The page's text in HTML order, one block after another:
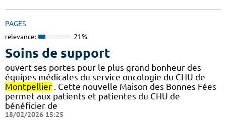
PAGES
relevance: 21%
Soins de support
ouvert ses portes pour le plus grand bonheur des
équipes médicales du service oncologie du CHU de
Montpellier . Cette nouvelle Maison des Bonnes Fées
permet aux patients et patientes du CHU de
bénéficier de
18/02/2026 15:25